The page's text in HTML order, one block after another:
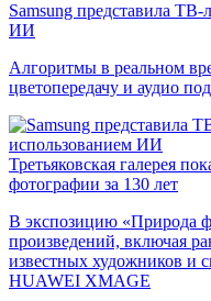
Samsung представила
ИИ
Алгоритмы в реальном
цветопередачу и аудио
Третьяковская галерея
фотографии за 130 лет
В экспозицию «Природа
произведений, включая
известных художников и
HUAWEI XMAGE